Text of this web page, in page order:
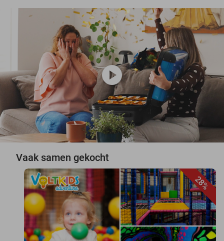
play_circle
Vaak samen gekocht
28%